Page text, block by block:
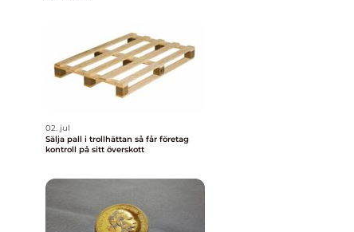
02. jul
Sälja pall i trollhättan så får företag
kontroll på sitt överskott